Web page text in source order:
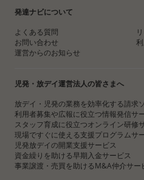
発達ナビについて
よくある質問
お問い合わせ
運営からのお知らせ
児発・放デイ運営法人の皆さまへ
放デイ・児発の業務を効率化する請求
利用者募集や広報に役立つ情報発信サ
スタッフ育成に役立つオンライン研修
現場ですぐに使える支援プログラムサ
児発放デイの開業支援サービス
資金繰りを助ける早期入金サービス
事業譲渡・売買を助けるM&A仲介サー